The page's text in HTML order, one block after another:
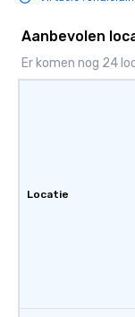
Aanbevolen
Er komen nog 24
Locatie